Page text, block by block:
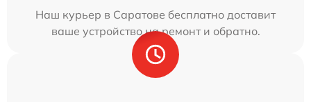
Наш курьер в Саратове бесплатно доставит
ваше устройство на ремонт и обратно.